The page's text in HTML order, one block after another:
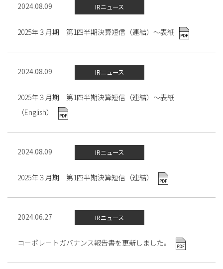
2024.08.09 IRニュース
2025年３月期 第1四半期決算短信（連結）～表紙
2024.08.09 IRニュース
2025年３月期 第1四半期決算短信（連結）～表紙
（English）
2024.08.09 IRニュース
2025年３月期 第1四半期決算短信（連結）
2024.06.27 IRニュース
コーポレートガバナンス報告書を更新しました。